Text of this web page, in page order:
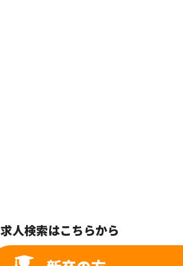
求人検索はこちらから